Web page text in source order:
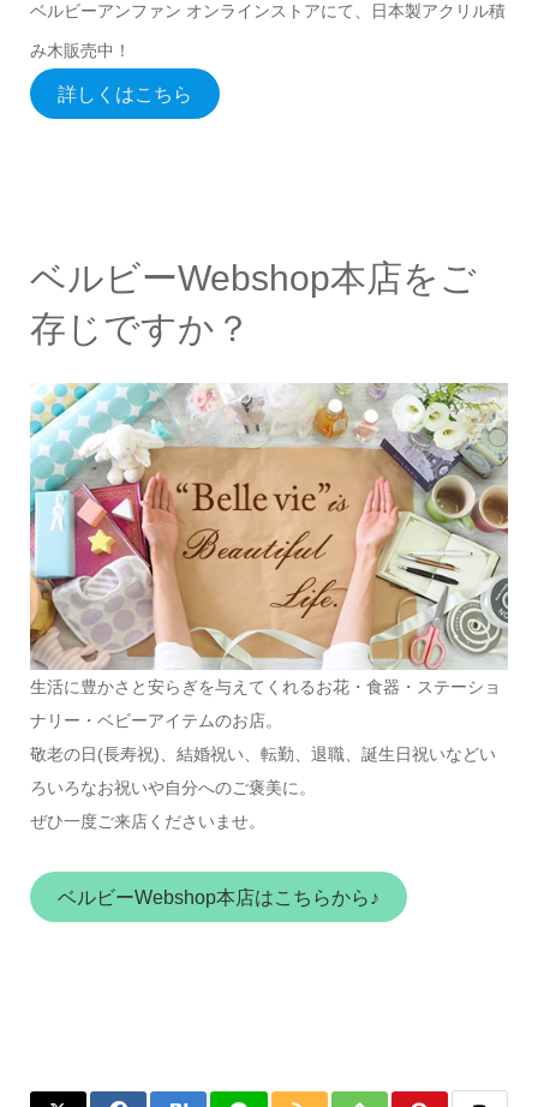
ベルビーアンファン オンラインストアにて、日本製アクリル積
み木販売中！
詳しくはこちら
ベルビーWebshop本店をご
存じですか？
生活に豊かさと安らぎを与えてくれるお花・食器・ステーショ
ナリー・ベビーアイテムのお店。
敬老の日(長寿祝)、結婚祝い、転勤、退職、誕生日祝いなどい
ろいろなお祝いや自分へのご褒美に。
ぜひ一度ご来店くださいませ。
ベルビーWebshop本店はこちらから♪